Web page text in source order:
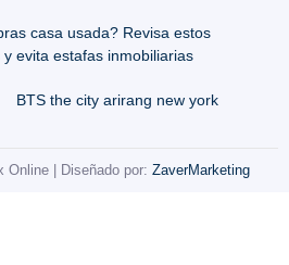
casa usada? Revisa estos
y evita estafas inmobiliarias
BTS the city arirang new york
Online | Diseñado por: ZaverMarketing